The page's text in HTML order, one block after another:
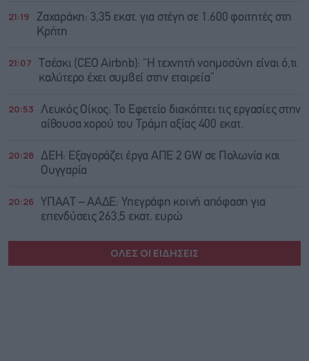
21:19
Ζαχαράκη: 3,35 εκατ. για στέγη σε 1.600 φοιτητές στη
Κρήτη
21:07
Τσέσκι (CEO Airbnb): “Η τεχνητή νοημοσύνη είναι ό,τι
καλύτερο έχει συμβεί στην εταιρεία”
20:53
Λευκός Οίκος: Το Εφετείο διακόπτει τις εργασίες στην
αίθουσα χορού του Τράμπ αξίας 400 εκατ.
20:28 ΔΕΗ: Εξαγοράζει έργα ΑΠΕ 2 GW σε Πολωνία και
Ουγγαρία
20:26
ΥΠΑΑΤ – ΑΑΔΕ: Υπεγράφη κοινή απόφαση για
επενδύσεις 263,5 εκατ. ευρώ
ΟΛΕΣ ΟΙ ΕΙΔΗΣΕΙΣ